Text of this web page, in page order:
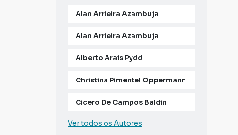
Alan Arrieira Azambuja
Alan Arrieira Azambuja
Alberto Arais Pydd
Christina Pimentel Oppermann
Cicero De Campos Baldin
Ver todos os Autores